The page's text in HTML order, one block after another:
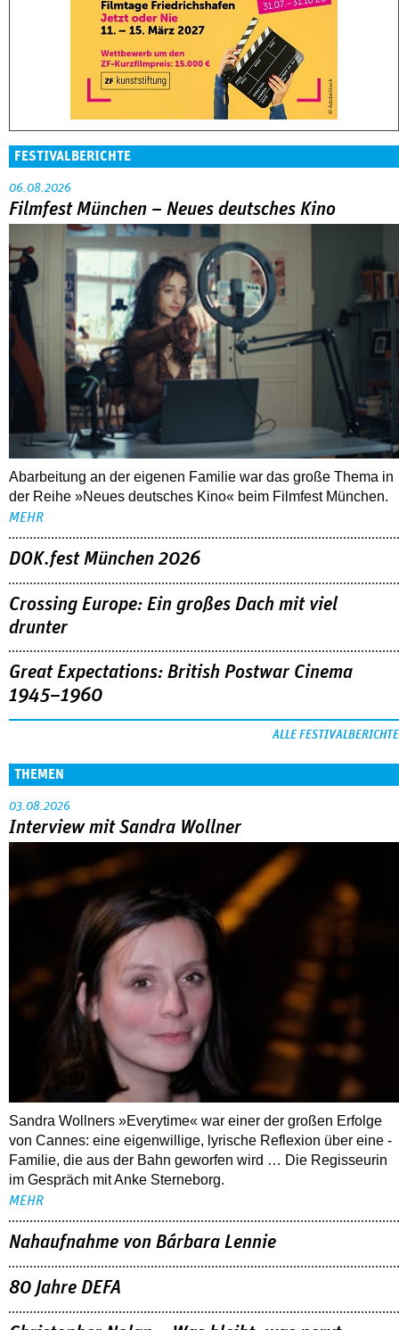
FESTIVALBERICHTE
06.08.2026
Filmfest München – Neues deutsches Kino
Abarbeitung an der eigenen Familie war das große Thema in
der Reihe »Neues deutsches Kino« beim Filmfest München.
MEHR
DOK.fest München 2026
Crossing Europe: Ein großes Dach mit viel
drunter
Great Expectations: British Postwar Cinema
1945–1960
ALLE FESTIVALBERICHTE
THEMEN
03.08.2026
Interview mit Sandra Wollner
Sandra Wollners »Everytime« war einer der großen Erfolge
von Cannes: eine eigenwillige, lyrische Reflexion über eine ­
Familie, die aus der Bahn geworfen wird … Die Regisseurin
im Gespräch mit Anke Sterneborg.
MEHR
Nahaufnahme von Bárbara Lennie
80 Jahre DEFA